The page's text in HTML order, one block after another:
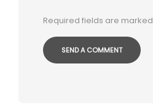
Required fields are marked